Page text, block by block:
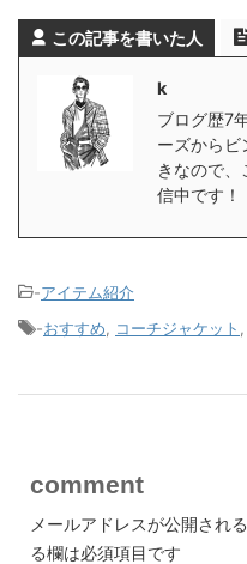
この記事を書いた人
k
ブログ歴7
ーズからビ
きなので
信中です！
-アイテム紹介
-おすすめ, コーチジャケット ,
comment
メールアドレスが公開され
る欄は必須項目です